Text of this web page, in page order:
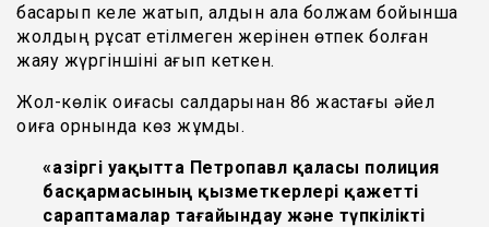
басқарып келе жатып, алдын ала болжам бойынша
жолдың рұқсат етілмеген жерінен өтпек болған
жаяу жүргіншіні қағып кеткен.
Жол-көлік оқиғасы салдарынан 86 жастағы әйел
оқиға орнында көз жұмды.
«Қазіргі уақытта Петропавл қаласы полиция
басқармасының қызметкерлері қажетті
сараптамалар тағайындау және түпкілікті